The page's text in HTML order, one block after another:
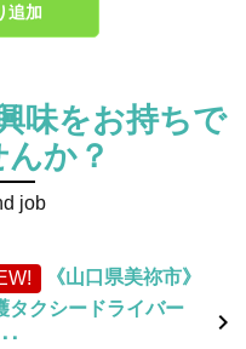
追加
味をお持ちで
か？
job
《山口県美祢市》
タクシードライバー
･
